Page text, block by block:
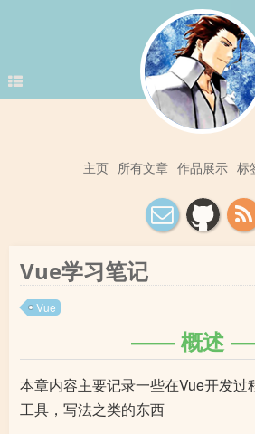
主页 所有文章 作品展示 标
Vue学习笔记
Vue
概述
本章内容主要记录一些在Vue开发过
工具，写法之类的东西